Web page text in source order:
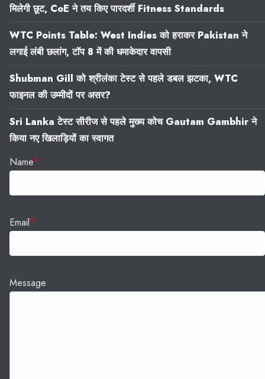
मिलेगी छूट, CoE ने तय किए पारदर्शी Fitness Standards
WTC Points Table: West Indies को हराकर Pakistan ने
लगाई लंबी छलांग, टॉप 8 में की धमाकेदार वापसी
Shubman Gill को श्रीलंका टेस्ट से पहले डबल झटका, WTC
फाइनल की उम्मीदों पर असर?
Sri Lanka टेस्ट सीरीज से पहले मुख्य कोच Gautam Gambhir ने
किया नए खिलाड़ियों का स्वागत
Name*
Email*
Message